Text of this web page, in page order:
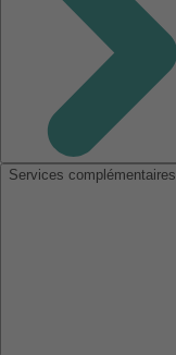
Services complémentaires